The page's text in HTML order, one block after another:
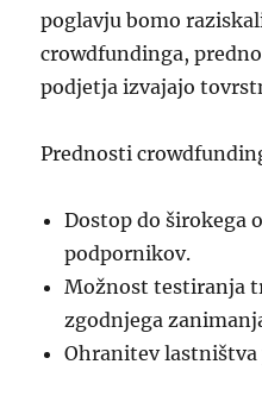
poglavju bomo
crowdfundinga,
podjetja izvajajo
Prednosti
Dostop do širokega
podpornikov.
Možnost testiranja
zgodnjega
Ohranitev lastništva